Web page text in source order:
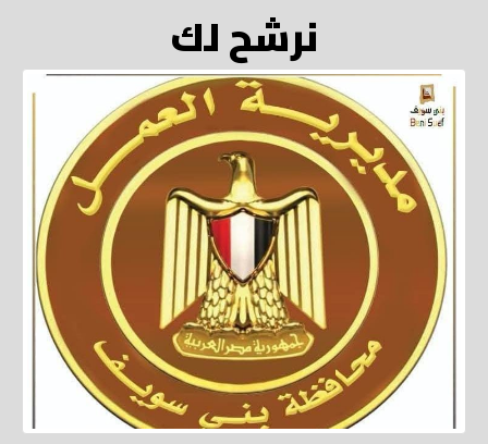
نرشح لك